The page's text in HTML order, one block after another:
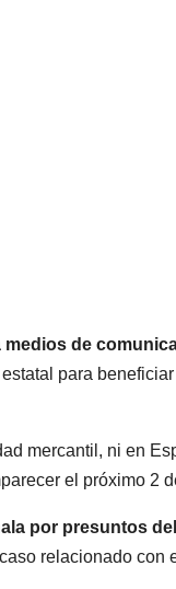
de
para
mercantil, ni en
el próximo 2
por presuntos
relacionado con